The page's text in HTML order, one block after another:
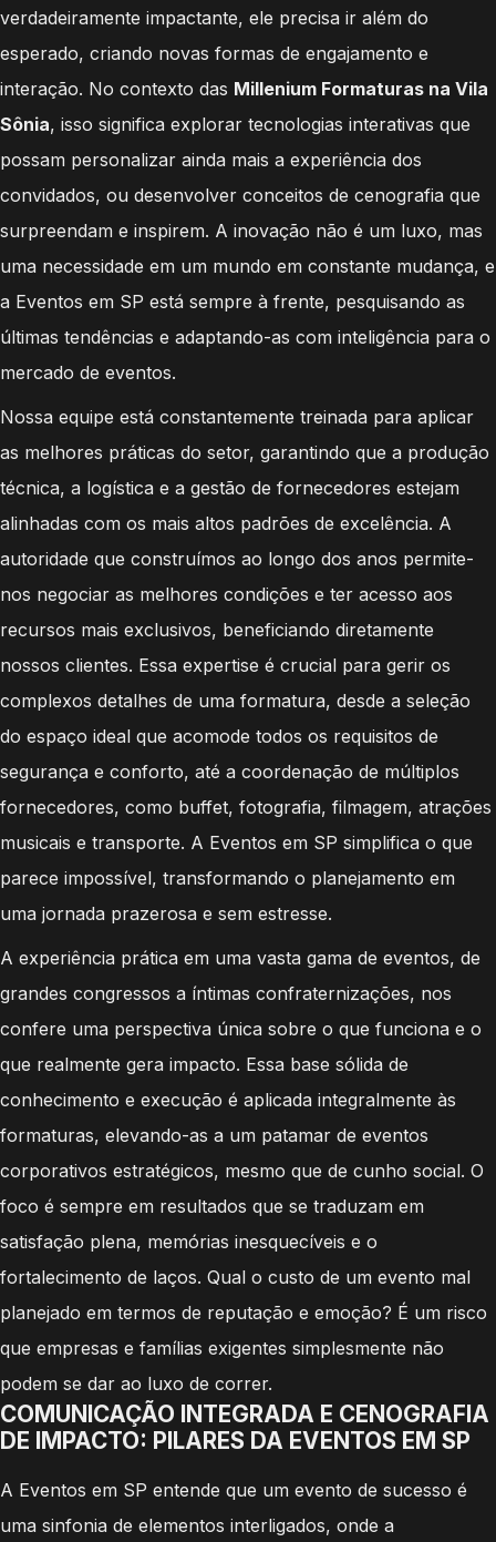
verdadeiramente impactante, ele precisa ir além do
esperado, criando novas formas de engajamento e
interação. No contexto das Millenium Formaturas na Vila
Sônia, isso significa explorar tecnologias interativas que
possam personalizar ainda mais a experiência dos
convidados, ou desenvolver conceitos de cenografia que
surpreendam e inspirem. A inovação não é um luxo, mas
uma necessidade em um mundo em constante mudança, e
a Eventos em SP está sempre à frente, pesquisando as
últimas tendências e adaptando-as com inteligência para o
mercado de eventos.
Nossa equipe está constantemente treinada para aplicar
as melhores práticas do setor, garantindo que a produção
técnica, a logística e a gestão de fornecedores estejam
alinhadas com os mais altos padrões de excelência. A
autoridade que construímos ao longo dos anos permite-
nos negociar as melhores condições e ter acesso aos
recursos mais exclusivos, beneficiando diretamente
nossos clientes. Essa expertise é crucial para gerir os
complexos detalhes de uma formatura, desde a seleção
do espaço ideal que acomode todos os requisitos de
segurança e conforto, até a coordenação de múltiplos
fornecedores, como buffet, fotografia, filmagem, atrações
musicais e transporte. A Eventos em SP simplifica o que
parece impossível, transformando o planejamento em
uma jornada prazerosa e sem estresse.
A experiência prática em uma vasta gama de eventos, de
grandes congressos a íntimas confraternizações, nos
confere uma perspectiva única sobre o que funciona e o
que realmente gera impacto. Essa base sólida de
conhecimento e execução é aplicada integralmente às
formaturas, elevando-as a um patamar de eventos
corporativos estratégicos, mesmo que de cunho social. O
foco é sempre em resultados que se traduzam em
satisfação plena, memórias inesquecíveis e o
fortalecimento de laços. Qual o custo de um evento mal
planejado em termos de reputação e emoção? É um risco
que empresas e famílias exigentes simplesmente não
podem se dar ao luxo de correr.
COMUNICAÇÃO INTEGRADA E CENOGRAFIA
DE IMPACTO: PILARES DA EVENTOS EM SP
A Eventos em SP entende que um evento de sucesso é
uma sinfonia de elementos interligados, onde a